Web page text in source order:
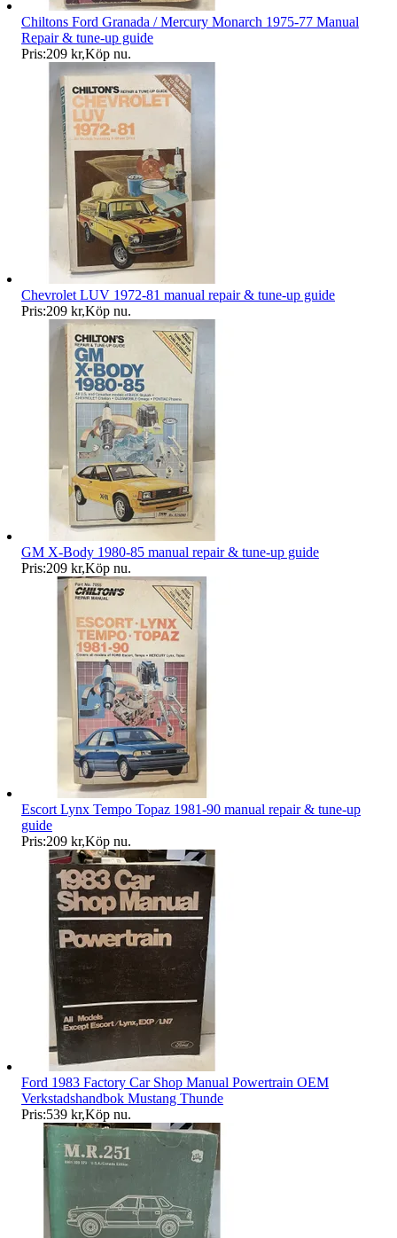
Chiltons Ford Granada / Mercury Monarch 1975-77 Manual
Repair & tune-up guide
Pris:209 kr,Köp nu.
Chevrolet LUV 1972-81 manual repair & tune-up guide
Pris:209 kr,Köp nu.
GM X-Body 1980-85 manual repair & tune-up guide
Pris:209 kr,Köp nu.
Escort Lynx Tempo Topaz 1981-90 manual repair & tune-up
guide
Pris:209 kr,Köp nu.
Ford 1983 Factory Car Shop Manual Powertrain OEM
Verkstadshandbok Mustang Thunde
Pris:539 kr,Köp nu.